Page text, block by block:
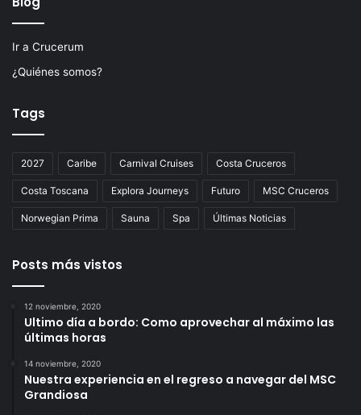
Ir a Crucerum
¿Quiénes somos?
Tags
2027 Caribe Carnival Cruises Costa Cruceros
Costa Toscana Explora Journeys Futuro MSC Cruceros
Norwegian Prima Sauna Spa Últimas Noticias
Posts más vistos
12 noviembre, 2020
Ultimo día a bordo: Como aprovechar al máximo las
últimas horas
14 noviembre, 2020
Nuestra experiencia en el regreso a navegar del MSC
Grandiosa